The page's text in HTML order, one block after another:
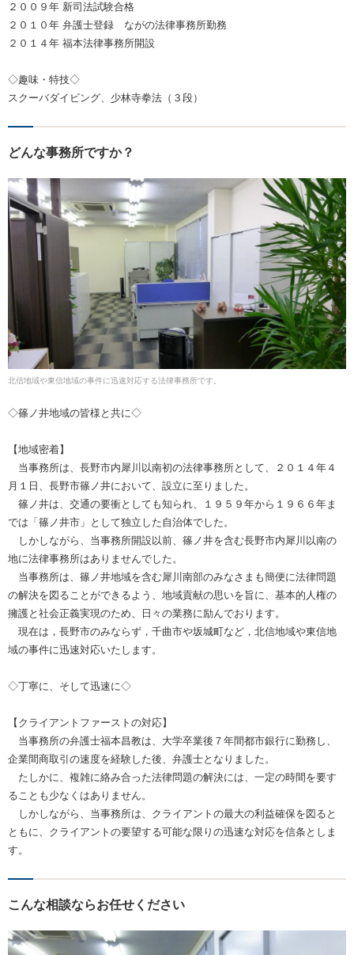
２００９年 新司法試験合格
２０１０年 弁護士登録 ながの法律事務所勤務
２０１４年 福本法律事務所開設
◇趣味・特技◇
スクーバダイビング、少林寺拳法（３段）
どんな事務所ですか？
北信地域や東信地域の事件に迅速対応する法律事務所です。
◇篠ノ井地域の皆様と共に◇
【地域密着】
当事務所は、長野市内犀川以南初の法律事務所として、２０１４年４
月１日、長野市篠ノ井において、設立に至りました。
篠ノ井は、交通の要衝としても知られ、１９５９年から１９６６年ま
では「篠ノ井市」として独立した自治体でした。
しかしながら、当事務所開設以前、篠ノ井を含む長野市内犀川以南の
地に法律事務所はありませんでした。
当事務所は、篠ノ井地域を含む犀川南部のみなさまも簡便に法律問題
の解決を図ることができるよう、地域貢献の思いを旨に、基本的人権の
擁護と社会正義実現のため、日々の業務に励んでおります。
現在は，長野市のみならず，千曲市や坂城町など，北信地域や東信地
域の事件に迅速対応いたします。
◇丁寧に、そして迅速に◇
【クライアントファーストの対応】
当事務所の弁護士福本昌教は、大学卒業後７年間都市銀行に勤務し、
企業間商取引の速度を経験した後、弁護士となりました。
たしかに、複雑に絡み合った法律問題の解決には、一定の時間を要す
ることも少なくはありません。
しかしながら、当事務所は、クライアントの最大の利益確保を図ると
ともに、クライアントの要望する可能な限りの迅速な対応を信条としま
す。
こんな相談ならお任せください